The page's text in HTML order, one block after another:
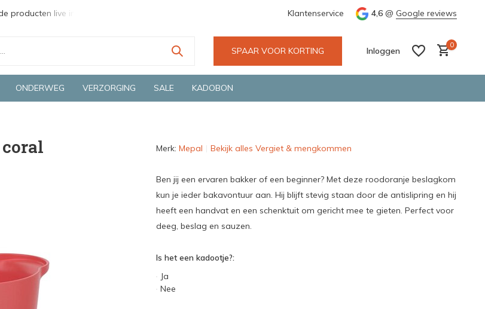
producten live in onze winkel in Deventer Groene en snelle bezorging door o.a. Fietskoerier en GLS. Wij
Klantenservice 4,6 @ Google reviews
SPAAR VOOR KORTING Inloggen
0
ONDERWEG VERZORGING SALE KADOBON
Merk: Mepal Bekijk alles Vergiet & mengkommen
Ben jij een ervaren bakker of een beginner? Met deze roodoranje beslagkom
kun je ieder bakavontuur aan. Hij blijft stevig staan door de antislipring en hij
heeft een handvat en een schenktuit om gericht mee te gieten. Perfect voor
deeg, beslag en sauzen.
Is het een kadootje?:
Ja
Nee